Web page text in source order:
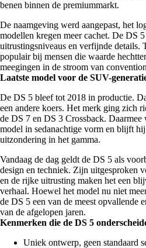
benen binnen de premiummarkt.
De naamgeving werd aangepast, het
modellen kregen meer cachet. De DS
uitrustingsniveaus en verfijnde details.
populair bij mensen die waarde
meegingen in de stroom van
Laatste model voor de SUV-
De DS 5 bleef tot 2018 in productie.
een andere koers. Het merk ging zich
de DS 7 en DS 3 Crossback. Daarmee
model in sedanachtige vorm en blijft
uitzondering in het gamma.
Vandaag de dag geldt de DS 5 als
design en techniek. Zijn uitgesproken
en de rijke uitrusting maken het een
verhaal. Hoewel het model nu niet
de DS 5 een van de meest opvallende
van de afgelopen jaren.
Kenmerken die de DS 5
Uniek ontwerp, geen standaard